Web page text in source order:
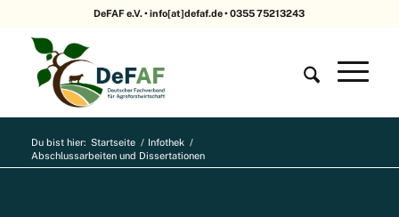
DeFAF e.V. • info[at]defaf.de • 0355 75213243
Du bist hier: Startseite / Infothek /
Abschlussarbeiten und Dissertationen